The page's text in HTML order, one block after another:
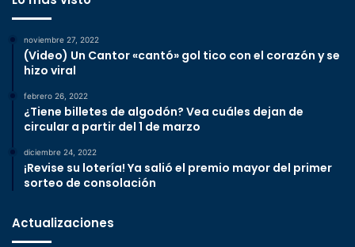
noviembre 27, 2022
(Video) Un Cantor «cantó» gol tico con el corazón y se
hizo viral
febrero 26, 2022
¿Tiene billetes de algodón? Vea cuáles dejan de
circular a partir del 1 de marzo
diciembre 24, 2022
¡Revise su lotería! Ya salió el premio mayor del primer
sorteo de consolación
Actualizaciones